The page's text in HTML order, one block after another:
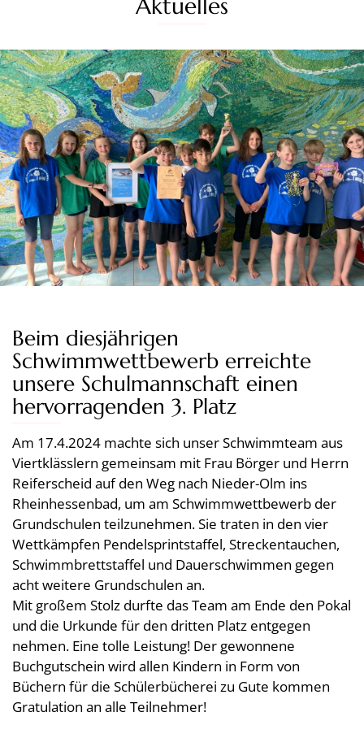
Aktuelles
Beim diesjährigen
Schwimmwettbewerb erreichte
unsere Schulmannschaft einen
hervorragenden 3. Platz
Am 17.4.2024 machte sich unser Schwimmteam aus
Viertklässlern gemeinsam mit Frau Börger und Herrn
Reiferscheid auf den Weg nach Nieder-Olm ins
Rheinhessenbad, um am Schwimmwettbewerb der
Grundschulen teilzunehmen. Sie traten in den vier
Wettkämpfen Pendelsprintstaffel, Streckentauchen,
Schwimmbrettstaffel und Dauerschwimmen gegen
acht weitere Grundschulen an.
Mit großem Stolz durfte das Team am Ende den Pokal
und die Urkunde für den dritten Platz entgegen
nehmen. Eine tolle Leistung! Der gewonnene
Buchgutschein wird allen Kindern in Form von
Büchern für die Schülerbücherei zu Gute kommen
Gratulation an alle Teilnehmer!